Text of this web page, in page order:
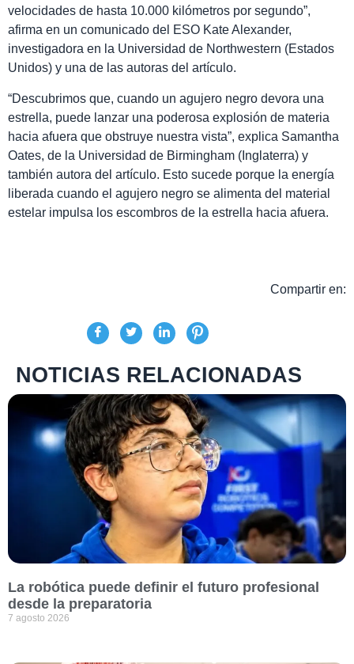
velocidades de hasta 10.000 kilómetros por segundo”,
afirma en un comunicado del ESO Kate Alexander,
investigadora en la Universidad de Northwestern (Estados
Unidos) y una de las autoras del artículo.
“Descubrimos que, cuando un agujero negro devora una
estrella, puede lanzar una poderosa explosión de materia
hacia afuera que obstruye nuestra vista”, explica Samantha
Oates, de la Universidad de Birmingham (Inglaterra) y
también autora del artículo. Esto sucede porque la energía
liberada cuando el agujero negro se alimenta del material
estelar impulsa los escombros de la estrella hacia afuera.
Compartir en:
NOTICIAS RELACIONADAS
La robótica puede definir el futuro profesional
desde la preparatoria
7 agosto 2026